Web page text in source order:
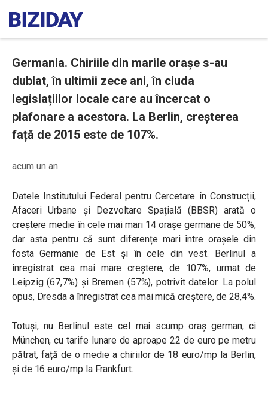
Germania. Chiriile din marile orașe s-au
dublat, în ultimii zece ani, în ciuda
legislațiilor locale care au încercat o
plafonare a acestora. La Berlin, creșterea
față de 2015 este de 107%.
acum un an
Datele Institutului Federal pentru Cercetare în Construcții,
Afaceri Urbane și Dezvoltare Spațială (BBSR) arată o
creștere medie în cele mai mari 14 orașe germane de 50%,
dar asta pentru că sunt diferențe mari între orașele din
fosta Germanie de Est și în cele din vest. Berlinul a
înregistrat cea mai mare creștere, de 107%, urmat de
Leipzig (67,7%) și Bremen (57%), potrivit datelor. La polul
opus, Dresda a înregistrat cea mai mică creștere, de 28,4%.
Totuși, nu Berlinul este cel mai scump oraș german, ci
München, cu tarife lunare de aproape 22 de euro pe metru
pătrat, față de o medie a chiriilor de 18 euro/mp la Berlin,
și de 16 euro/mp la Frankfurt.